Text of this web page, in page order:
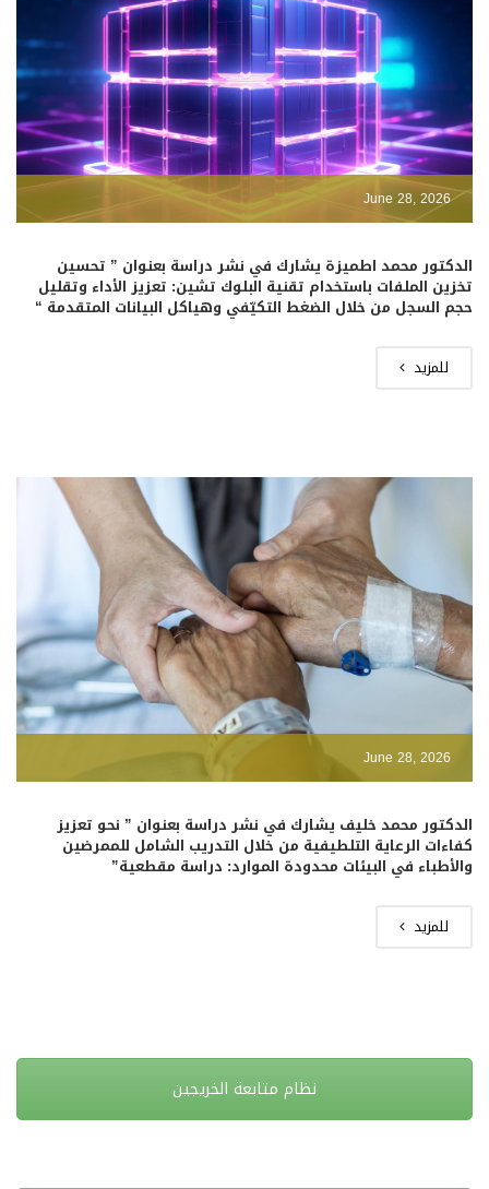
June 28, 2026
الدكتور محمد اطميزة يشارك في نشر دراسة بعنوان ” تحسين
تخزين الملفات باستخدام تقنية البلوك تشين: تعزيز الأداء وتقليل
حجم السجل من خلال الضغط التكيّفي وهياكل البيانات المتقدمة “
للمزيد
June 28, 2026
الدكتور محمد خليف يشارك في نشر دراسة بعنوان ” نحو تعزيز
كفاءات الرعاية التلطيفية من خلال التدريب الشامل للممرضين
والأطباء في البيئات محدودة الموارد: دراسة مقطعية”
للمزيد
نظام متابعة الخريجين